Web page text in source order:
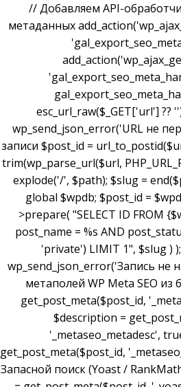
// Добавляем API-
метаданных
esc_url_raw($_GET['url'] ??
wp_send_json_error('URL не
записи $post_id =
trim(wp_parse_url($url,
explode('/', $path); $slug =
global $wpdb; $post_id =
>prepare( "SELECT ID FROM
post_name = %s AND
'private') LIMIT 1", $slug )
wp_send_json_error('Запись не
метаполей WP Meta SEO из
get_post_meta($post_id,
$description =
'_metaseo_metadesc',
get_post_meta($post_id,
Запасной поиск (Yoast /